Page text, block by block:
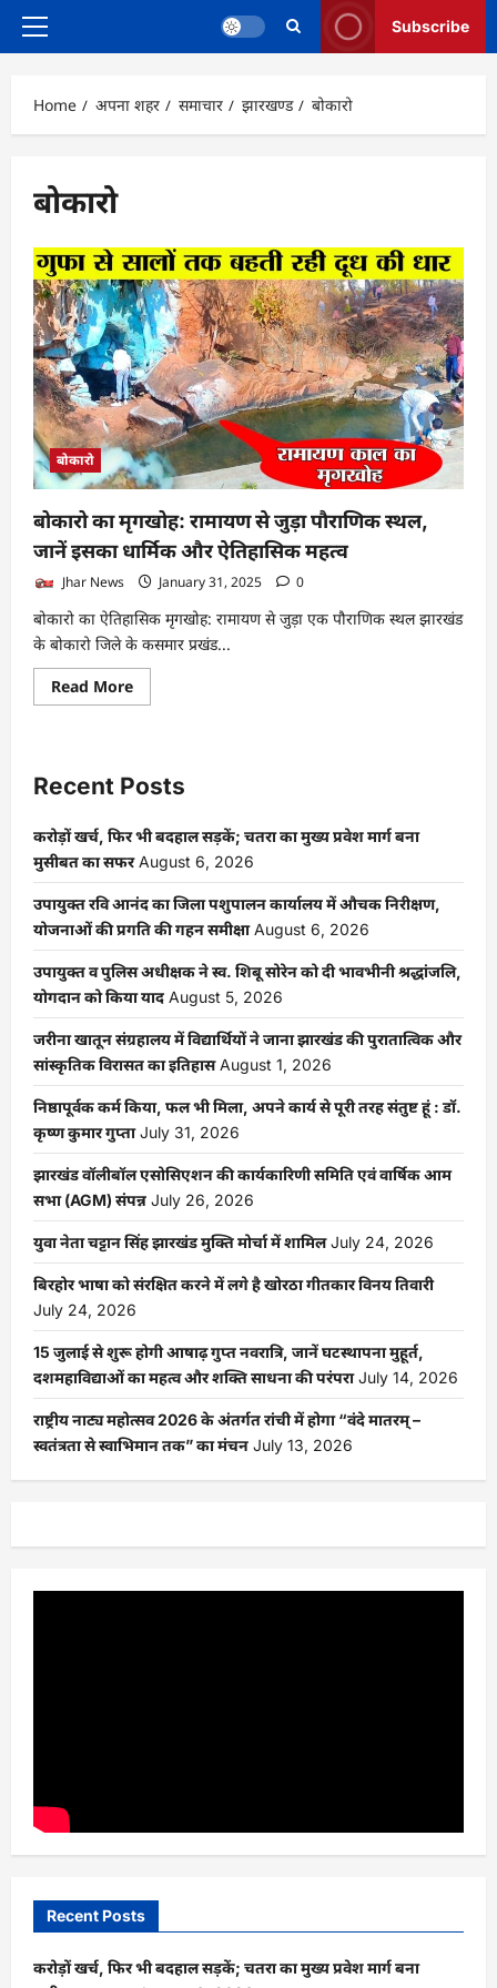
Primary
Subscribe
Home अपना शहर समाचार झारखण्ड बोकारो
बोकारो
बोकारो
बोकारो का मृगखोह: रामायण से जुड़ा पौराणिक स्थल,
जानें इसका धार्मिक और ऐतिहासिक महत्व
Jhar News January 31, 2025 0
बोकारो का ऐतिहासिक मृगखोह: रामायण से जुड़ा एक पौराणिक स्थल झारखंड
के बोकारो जिले के कसमार प्रखंड...
Read MoreRead
more
रामायण
से
पौराणिक
स्थल,
जानें
इसका
धार्मिक
और
ऐतिहासिक
महत्व
Recent Posts
करोड़ों खर्च, फिर भी बदहाल सड़कें; चतरा का मुख्य प्रवेश मार्ग बना
मुसीबत का सफर August 6, 2026
उपायुक्त रवि आनंद का जिला पशुपालन कार्यालय में औचक निरीक्षण,
योजनाओं की प्रगति की गहन समीक्षा August 6, 2026
उपायुक्त व पुलिस अधीक्षक ने स्व. शिबू सोरेन को दी भावभीनी श्रद्धांजलि,
योगदान को किया याद August 5, 2026
जरीना खातून संग्रहालय में विद्यार्थियों ने जाना झारखंड की पुरातात्विक और
सांस्कृतिक विरासत का इतिहास August 1, 2026
निष्ठापूर्वक कर्म किया, फल भी मिला, अपने कार्य से पूरी तरह संतुष्ट हूं : डॉ.
कृष्ण कुमार गुप्ता July 31, 2026
झारखंड वॉलीबॉल एसोसिएशन की कार्यकारिणी समिति एवं वार्षिक आम
सभा (AGM) संपन्न July 26, 2026
युवा नेता चट्टान सिंह झारखंड मुक्ति मोर्चा में शामिल July 24, 2026
बिरहोर भाषा को संरक्षित करने में लगे है खोरठा गीतकार विनय तिवारी
July 24, 2026
15 जुलाई से शुरू होगी आषाढ़ गुप्त नवरात्रि, जानें घटस्थापना मुहूर्त,
दशमहाविद्याओं का महत्व और शक्ति साधना की परंपरा July 14, 2026
राष्ट्रीय नाट्य महोत्सव 2026 के अंतर्गत रांची में होगा “वंदे मातरम् –
स्वतंत्रता से स्वाभिमान तक” का मंचन July 13, 2026
Recent Posts
करोड़ों खर्च, फिर भी बदहाल सड़कें; चतरा का मुख्य प्रवेश मार्ग बना